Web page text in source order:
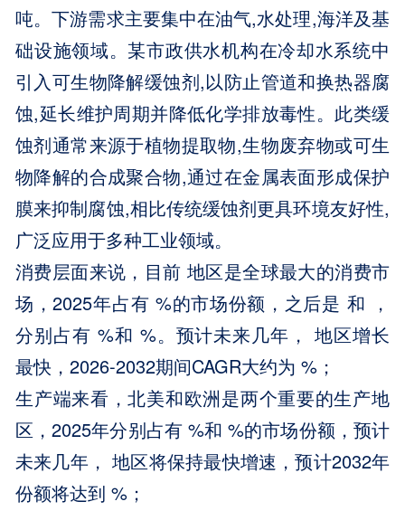
吨。下游需求主要集中在油气,水处理,海洋及基
础设施领域。某市政供水机构在冷却水系统中
引入可生物降解缓蚀剂,以防止管道和换热器腐
蚀,延长维护周期并降低化学排放毒性。此类缓
蚀剂通常来源于植物提取物,生物废弃物或可生
物降解的合成聚合物,通过在金属表面形成保护
膜来抑制腐蚀,相比传统缓蚀剂更具环境友好性,
广泛应用于多种工业领域。
消费层面来说，目前 地区是全球最大的消费市
场，2025年占有 %的市场份额，之后是 和 ，
分别占有 %和 %。预计未来几年， 地区增长
最快，2026-2032期间CAGR大约为 %；
生产端来看，北美和欧洲是两个重要的生产地
区，2025年分别占有 %和 %的市场份额，预计
未来几年， 地区将保持最快增速，预计2032年
份额将达到 %；